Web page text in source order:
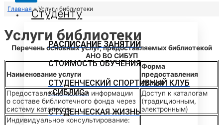
Студенту
РАСПИСАНИЕ ЗАНЯТИЙ
СТОИМОСТЬ ОБУЧЕНИЯ
СТУДЕНЧЕСКИЙ СПОРТИВНЫЙ КЛУБ
«СИБЛИС»
СТУДЕНЧЕСКАЯ ЖИЗНЬ
Главная Услуги библиотеки
Услуги библиотеки
Перечень основных услуг, предоставляемых библиотекой
АНО ВО СИБУП
Наименование услуги
Форма
предоставления
услуги
Предоставление полной информации
о составе библиотечного фонда через
систему каталогов
Доступ к каталогам
(традиционным,
электронным)
Индивидуальное консультирование: